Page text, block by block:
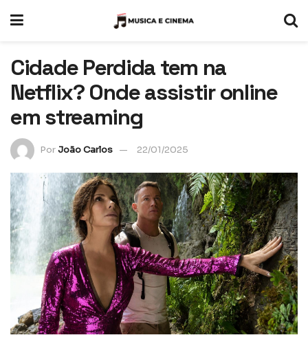
Cidade Perdida tem na
Netflix? Onde assistir online
em streaming
PorJoão Carlos 22/01/2025